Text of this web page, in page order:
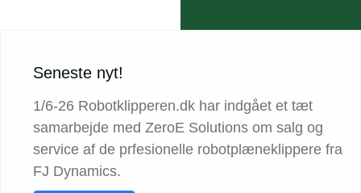
Seneste nyt!
1/6-26 Robotklipperen.dk har indgået et tæt
samarbejde med ZeroE Solutions om salg og
service af de prfesionelle robotplæneklippere fra
FJ Dynamics.